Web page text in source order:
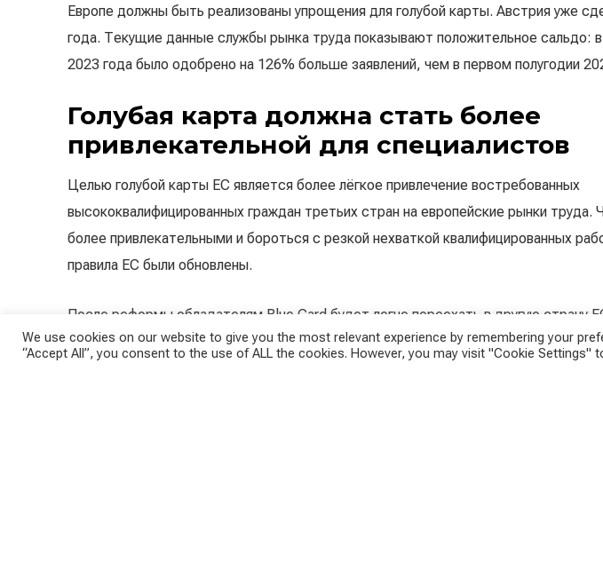
Европе должны быть реализованы упрощения для голубой карты. Австрия уже
года. Текущие данные службы рынка труда показывают положительное сальдо:
2023 года было одобрено на 126% больше заявлений, чем в первом полугодии
Голубая карта должна стать более
привлекательной для специалистов
Целью голубой карты ЕС является более лёгкое привлечение востребованных
высококвалифицированных граждан третьих стран на европейские рынки труда.
более привлекательными и бороться с резкой нехваткой квалифицированных
правила ЕС были обновлены.
После реформы обладателям Blue Card будет легче переехать в другую страну
первоначального двенадцатимесячного пребывания в первой стране ЕС.
We use cookies on our website to give you the most relevant experience by remembering your
“Accept All”, you consent to the use of ALL the cookies. However, you may visit "Cookie Settings"